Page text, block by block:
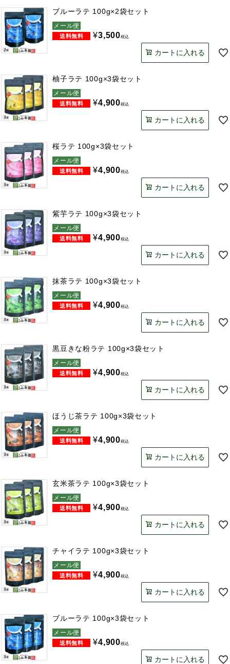
ブルーラテ 100g×2袋セット
メール便
¥3,500税込
カートに入れる
柚子ラテ 100g×3袋セット
メール便
¥4,900税込
カートに入れる
桜ラテ 100g×3袋セット
メール便
¥4,900税込
カートに入れる
紫芋ラテ 100g×3袋セット
メール便
¥4,900税込
カートに入れる
抹茶ラテ 100g×3袋セット
メール便
¥4,900税込
カートに入れる
黒豆きな粉ラテ 100g×3袋セット
メール便
¥4,900税込
カートに入れる
ほうじ茶ラテ 100g×3袋セット
メール便
¥4,900税込
カートに入れる
玄米茶ラテ 100g×3袋セット
メール便
¥4,900税込
カートに入れる
チャイラテ 100g×3袋セット
メール便
¥4,900税込
カートに入れる
ブルーラテ 100g×3袋セット
メール便
¥4,900税込
カートに入れる